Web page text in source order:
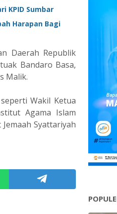
KPID Sumbar
Harapan Bagi
Daerah Republik
Bandaro Basa,
Malik.
Wakil Ketua
Agama Islam
Syattariyah